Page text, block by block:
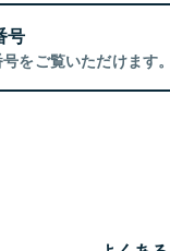
号
をご覧いただけます。